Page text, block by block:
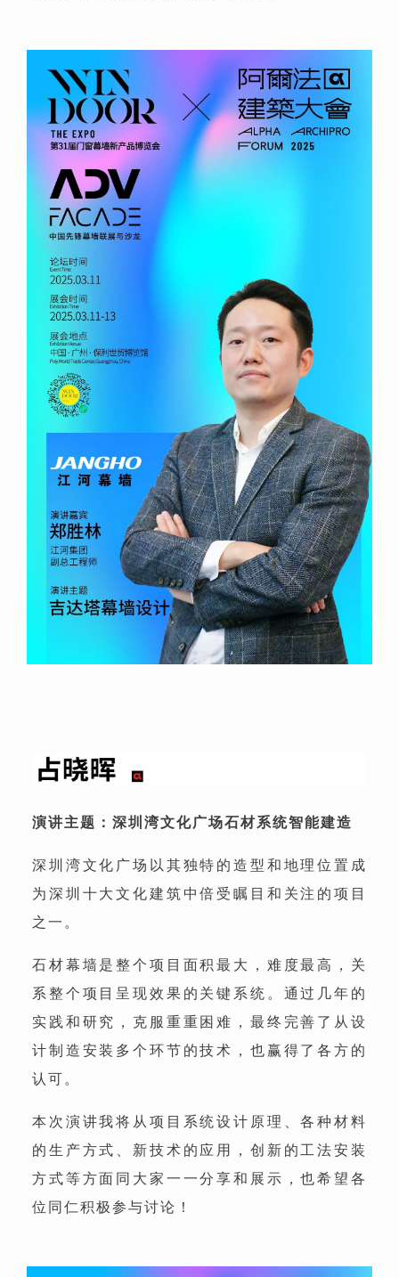
演讲主题：深圳湾文化广场石材系统智能建造
深圳湾文化广场以其独特的造型和地理位置成
为深圳十大文化建筑中倍受瞩目和关注的项目
之一。
石材幕墙是整个项目面积最大，难度最高，关
系整个项目呈现效果的关键系统。通过几年的
实践和研究，克服重重困难，最终完善了从设
计制造安装多个环节的技术，也赢得了各方的
认可。
本次演讲我将从项目系统设计原理、各种材料
的生产方式、新技术的应用，创新的工法安装
方式等方面同大家一一分享和展示，也希望各
位同仁积极参与讨论！